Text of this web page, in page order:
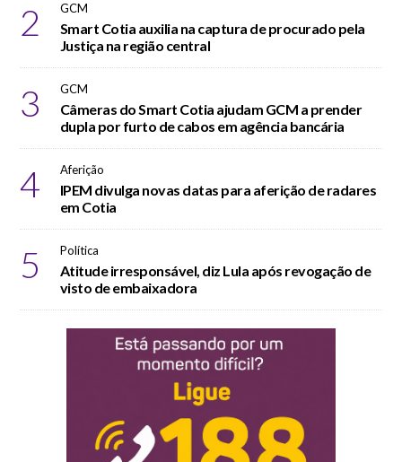
2 GCM
Smart Cotia auxilia na captura de procurado pela
Justiça na região central
3 GCM
Câmeras do Smart Cotia ajudam GCM a prender
dupla por furto de cabos em agência bancária
4 Aferição
IPEM divulga novas datas para aferição de radares
em Cotia
5 Política
Atitude irresponsável, diz Lula após revogação de
visto de embaixadora